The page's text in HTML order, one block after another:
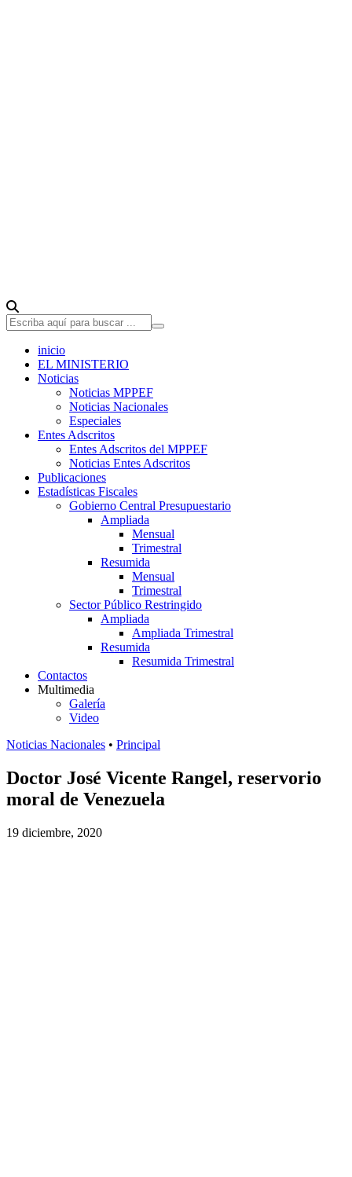
inicio
EL MINISTERIO
Noticias
Noticias MPPEF
Noticias Nacionales
Especiales
Entes Adscritos
Entes Adscritos del MPPEF
Noticias Entes Adscritos
Publicaciones
Estadísticas Fiscales
Gobierno Central Presupuestario
Ampliada
Mensual
Trimestral
Resumida
Mensual
Trimestral
Sector Público Restringido
Ampliada
Ampliada Trimestral
Resumida
Resumida Trimestral
Contactos
Multimedia
Galería
Video
Noticias Nacionales • Principal
Doctor José Vicente Rangel, reservorio
moral de Venezuela
19 diciembre, 2020